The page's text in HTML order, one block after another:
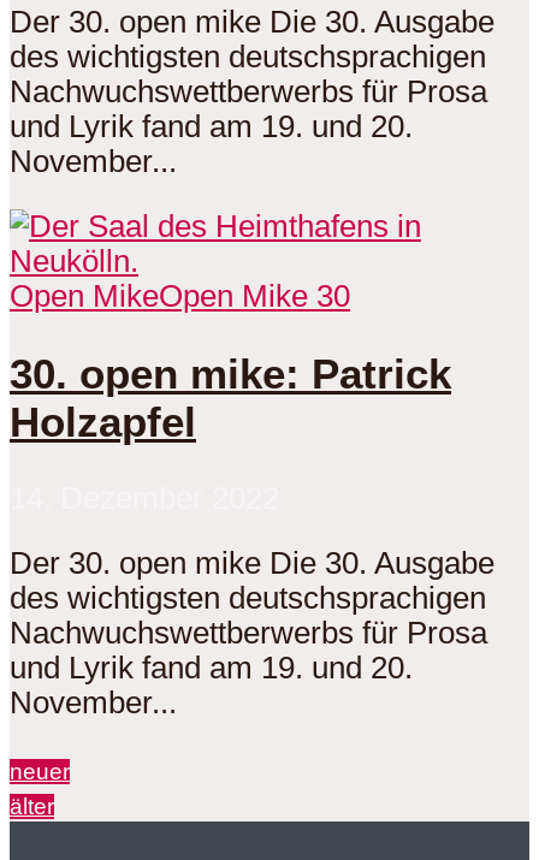
Der 30. open mike Die 30. Ausgabe
des wichtigsten deutschsprachigen
Nachwuchswettberwerbs für Prosa
und Lyrik fand am 19. und 20.
November...
Open MikeOpen Mike 30
30. open mike: Patrick
Holzapfel
Der 30. open mike Die 30. Ausgabe
des wichtigsten deutschsprachigen
Nachwuchswettberwerbs für Prosa
und Lyrik fand am 19. und 20.
November...
neuer
älter